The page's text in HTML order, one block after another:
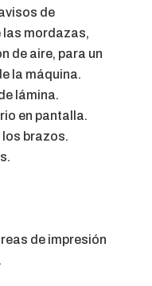
de
las mordazas,
de aire, para un
la máquina.
lámina.
en pantalla.
los brazos.
de impresión